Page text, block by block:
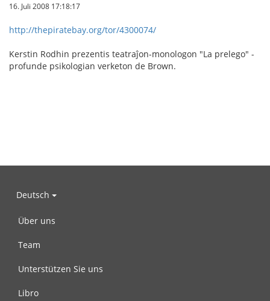
16. Juli 2008 17:18:17
http://thepiratebay.org/tor/4300074/
Kerstin Rodhin prezentis teatraĵon-monologon "La prelego" -
profunde psikologian verketon de Brown.
Deutsch
Über uns
Team
Unterstützen Sie uns
Libro